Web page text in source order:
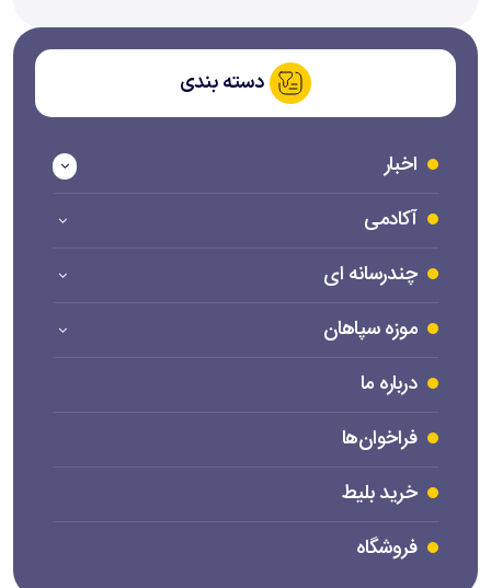
دسته بندی
اخبار
آکادمی
چندرسانه ای
موزه سپاهان
درباره ما
فراخوان‌ها
خرید بلیط
فروشگاه